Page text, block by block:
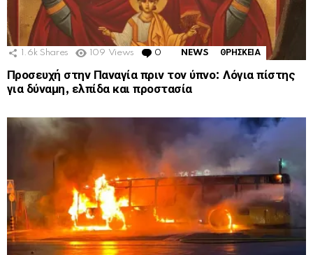
1.6k Shares 109 Views 0 Comments
NEWS ΘΡΗΣΚΕΙΑ
Προσευχή στην Παναγία πριν τον ύπνο: Λόγια πίστης
για δύναμη, ελπίδα και προστασία